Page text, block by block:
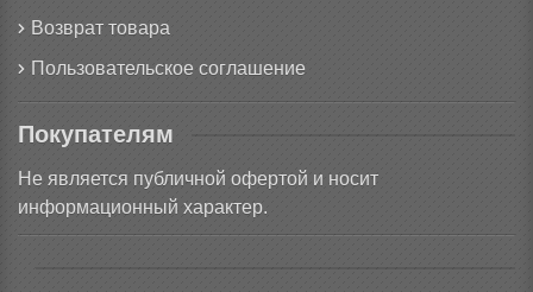
Возврат товара
Пользовательское соглашение
Покупателям
Не является публичной офертой и носит
информационный характер.